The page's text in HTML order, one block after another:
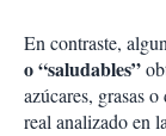
En contraste,
o “saludables”
azúcares, grasas
real analizado en